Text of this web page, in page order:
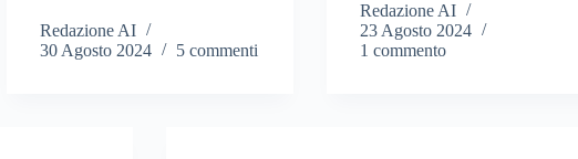
Redazione AI
30 Agosto 2024
5 commenti
Redazione AI
23 Agosto 2024
1 commento